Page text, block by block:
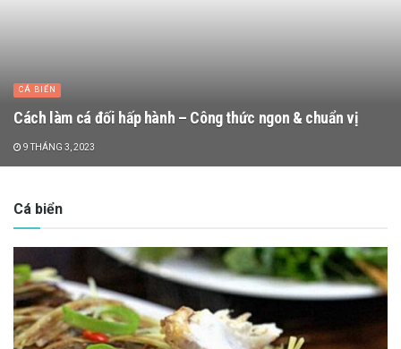
CÁ BIỂN
Cách làm cá đối hấp hành – Công thức ngon & chuẩn vị
9 THÁNG 3, 2023
Cá biển